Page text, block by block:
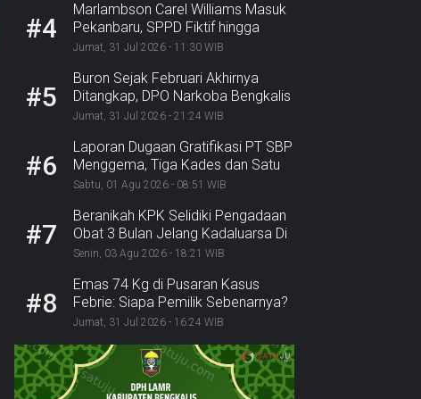
#4
Marlambson Carel Williams Masuk
Pekanbaru, SPPD Fiktif hingga
Sosper Menanti
Jumat, 31 Jul 2026 - 11:30 WIB
#5
Buron Sejak Februari Akhirnya
Ditangkap, DPO Narkoba Bengkalis
Diciduk Bersama 2 Rekannya
Jumat, 31 Jul 2026 - 21:24 WIB
#6
Laporan Dugaan Gratifikasi PT SBP
Menggema, Tiga Kades dan Satu
Lurah Inhu Diseret ke Kejaksaan
Sabtu, 01 Agu 2026 - 08:51 WIB
#7
Beranikah KPK Selidiki Pengadaan
Obat 3 Bulan Jelang Kadaluarsa Di
Dinkes Pekanbaru
Senin, 03 Agu 2026 - 18:21 WIB
#8
Emas 74 Kg di Pusaran Kasus
Febrie: Siapa Pemilik Sebenarnya?
Jumat, 31 Jul 2026 - 16:24 WIB